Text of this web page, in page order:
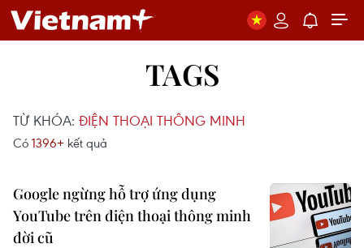
TAGS
TỪ KHÓA: ĐIỆN THOẠI THÔNG MINH
Có 1396+ kết quả
Google ngừng hỗ trợ ứng dụng
YouTube trên điện thoại thông minh
đời cũ